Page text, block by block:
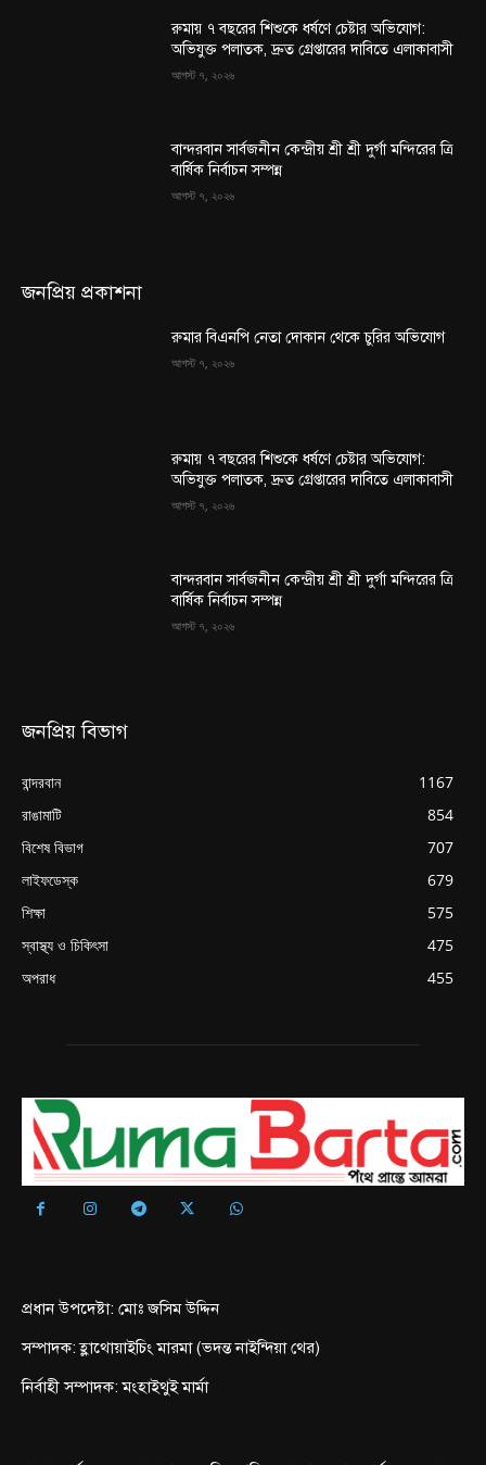
রুমায় ৭ বছরের শিশুকে ধর্ষণে চেষ্টার অভিযোগ:
অভিযুক্ত পলাতক, দ্রুত গ্রেপ্তারের দাবিতে এলাকাবাসী
আগস্ট ৭, ২০২৬
বান্দরবান সার্বজনীন কেন্দ্রীয় শ্রী শ্রী দুর্গা মন্দিরের ত্রি
বার্ষিক নির্বাচন সম্পন্ন
আগস্ট ৭, ২০২৬
জনপ্রিয় প্রকাশনা
রুমার বিএনপি নেতা দোকান থেকে চুরির অভিযোগ
আগস্ট ৭, ২০২৬
রুমায় ৭ বছরের শিশুকে ধর্ষণে চেষ্টার অভিযোগ:
অভিযুক্ত পলাতক, দ্রুত গ্রেপ্তারের দাবিতে এলাকাবাসী
আগস্ট ৭, ২০২৬
বান্দরবান সার্বজনীন কেন্দ্রীয় শ্রী শ্রী দুর্গা মন্দিরের ত্রি
বার্ষিক নির্বাচন সম্পন্ন
আগস্ট ৭, ২০২৬
জনপ্রিয় বিভাগ
বান্দরবান
1167
রাঙামাটি
854
বিশেষ বিভাগ
707
লাইফডেস্ক
679
শিক্ষা
575
স্বাস্থ্য ও চিকিৎসা
475
অপরাধ
455
প্রধান উপদেষ্টা: মোঃ জসিম উদ্দিন
সম্পাদক: হ্লাথোয়াইচিং মারমা (ভদন্ত নাইন্দিয়া থের)
নির্বাহী সম্পাদক: মংহাইথুই মার্মা